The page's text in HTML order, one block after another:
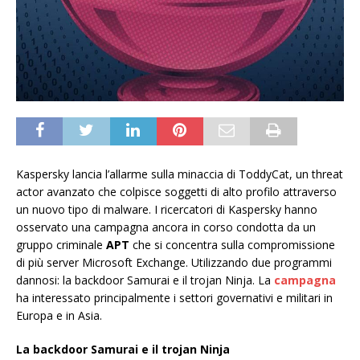
Kaspersky lancia l’allarme sulla minaccia di ToddyCat, un threat
actor avanzato che colpisce soggetti di alto profilo attraverso
un nuovo tipo di malware. I ricercatori di Kaspersky hanno
osservato una campagna ancora in corso condotta da un
gruppo criminale APT che si concentra sulla compromissione
di più server Microsoft Exchange. Utilizzando due programmi
dannosi: la backdoor Samurai e il trojan Ninja. La campagna
ha interessato principalmente i settori governativi e militari in
Europa e in Asia.
La backdoor Samurai e il trojan Ninja